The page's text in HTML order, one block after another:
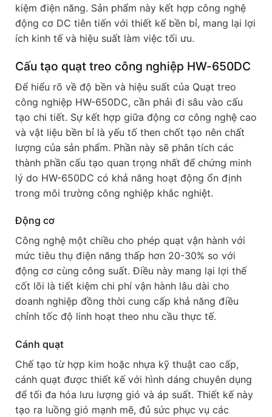
kiệm điện năng. Sản phẩm này kết hợp công nghệ
động cơ DC tiên tiến với thiết kế bền bỉ, mang lại lợi
ích kinh tế và hiệu suất làm việc tối ưu.
Cấu tạo quạt treo công nghiệp HW-650DC
Để hiểu rõ về độ bền và hiệu suất của Quạt treo
công nghiệp HW-650DC, cần phải đi sâu vào cấu
tạo chi tiết. Sự kết hợp giữa động cơ công nghệ cao
và vật liệu bền bỉ là yếu tố then chốt tạo nên chất
lượng của sản phẩm. Phần này sẽ phân tích các
thành phần cấu tạo quan trọng nhất để chứng minh
lý do HW-650DC có khả năng hoạt động ổn định
trong môi trường công nghiệp khắc nghiệt.
Động cơ
Công nghệ một chiều cho phép quạt vận hành với
mức tiêu thụ điện năng thấp hơn 20-30% so với
động cơ cùng công suất. Điều này mang lại lợi thế
cốt lõi là tiết kiệm chi phí vận hành lâu dài cho
doanh nghiệp đồng thời cung cấp khả năng điều
chỉnh tốc độ linh hoạt theo nhu cầu thực tế.
Cánh quạt
Chế tạo từ hợp kim hoặc nhựa kỹ thuật cao cấp,
cánh quạt được thiết kế với hình dáng chuyên dụng
để tối đa hóa lưu lượng gió và áp suất. Thiết kế này
tạo ra luồng gió mạnh mẽ, đủ sức phục vụ các